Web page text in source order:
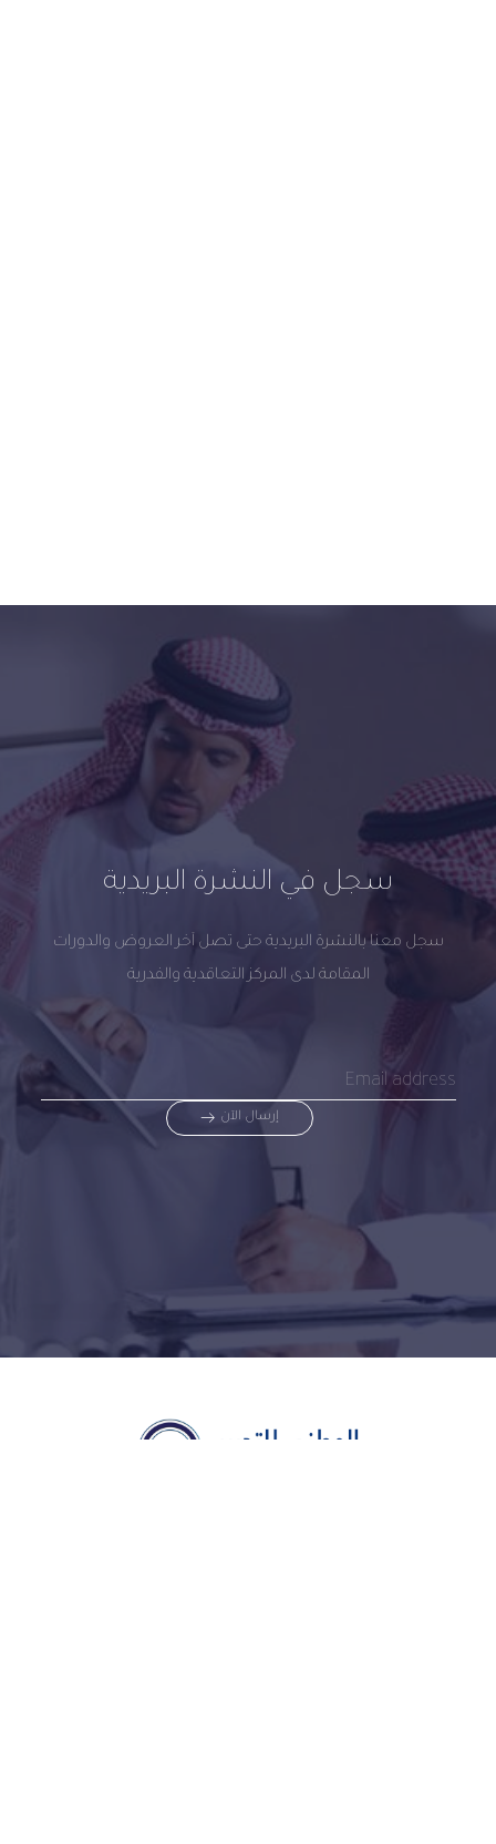
سجل في النشرة البريدية
سجل معنا بالنشرة البريدية حتى تصل آخر العروض والدورات
المقامة لدى المركز التعاقدية والفدرية
إرسال الآن